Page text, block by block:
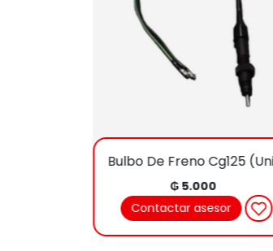
₲ 5.000
Contactar asesor